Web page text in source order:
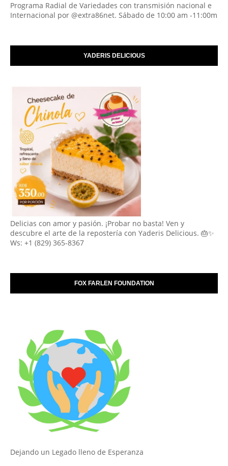
Programa Radial de Variedades con transmisión nacional e
Internacional por @extra86net. Sábado de 10:00 am -11:00m
YADERIS DELICIOUS
Delicias con amor y pasión. ¡Probar no basta! Ven y
descubre el arte de la repostería con Yaderis Delicious. 🎂✨
Ws: +1 (829) 365-8367
FOX FARLEN FOUNDATION
Dejando un Legado lleno de Esperanza